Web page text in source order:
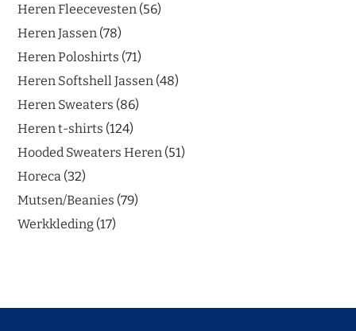
Heren Fleecevesten 56
Heren Jassen 78
Heren Poloshirts 71
Heren Softshell Jassen 48
Heren Sweaters 86
Heren t-shirts 124
Hooded Sweaters Heren 51
Horeca 32
Mutsen/Beanies 79
Werkkleding 17